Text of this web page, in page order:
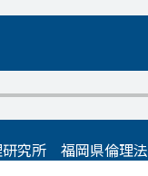
究所 福岡県倫理